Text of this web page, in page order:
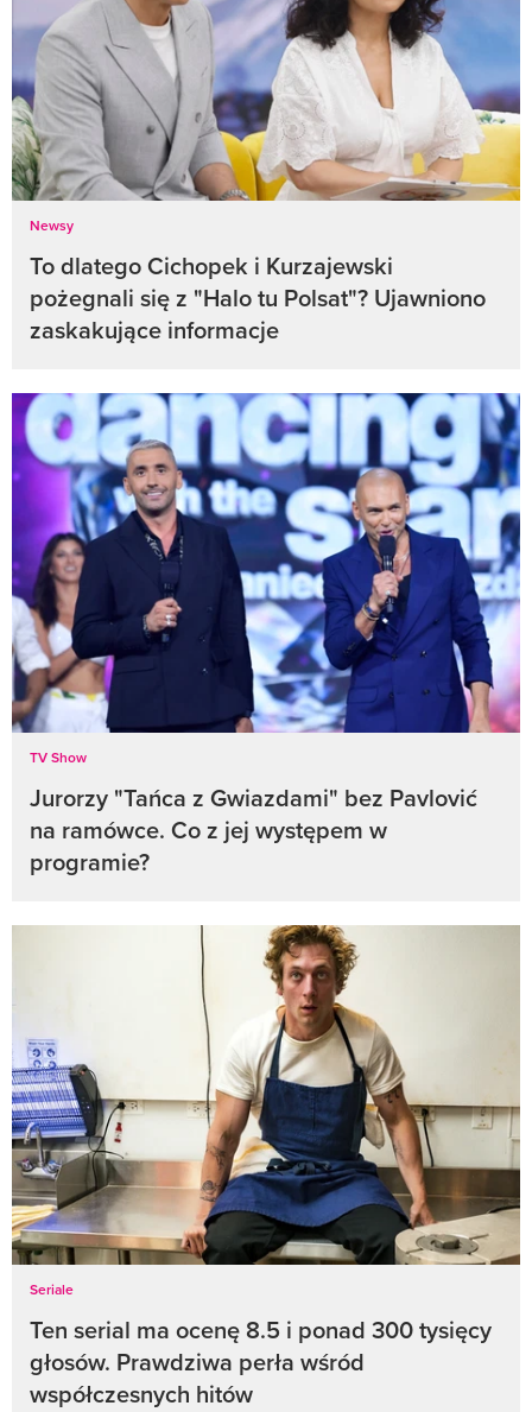
Newsy
To dlatego Cichopek i Kurzajewski
pożegnali się z "Halo tu Polsat"? Ujawniono
zaskakujące informacje
TV Show
Jurorzy "Tańca z Gwiazdami" bez Pavlović
na ramówce. Co z jej występem w
programie?
Seriale
Ten serial ma ocenę 8.5 i ponad 300 tysięcy
głosów. Prawdziwa perła wśród
współczesnych hitów